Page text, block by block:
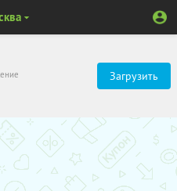
Загрузить